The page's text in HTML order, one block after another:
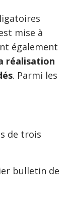
mise à
également
réalisation
. Parmi les
de trois
bulletin de